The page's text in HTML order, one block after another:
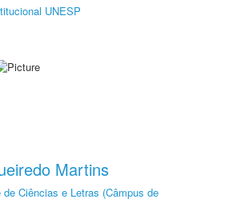
UNESP
Martins
de Ciências e Letras (Câmpus de